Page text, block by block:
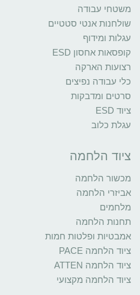
משטחי עבודה
שולחנות אנטי סטטיים
עגלות ומידוף
קופסאות אחסון ESD
רצועות הארקה
כלי עבודה נפיצים
סרטים ומדבקות
ציוד ESD
עגלת כלוב
ציוד הלחמה
מכשור הלחמה
אביזרי הלחמה
מלחמים
תחנות הלחמה
אמבטיות ופלטות חמות
ציוד הלחמה PACE
ציוד הלחמה ATTEN
ציוד הלחמה מקצועי